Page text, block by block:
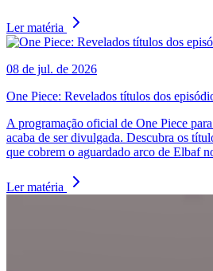
Ler matéria
08 de jul. de 2026
One Piece: Revelados títulos dos
A programação oficial de One Piece
acaba de ser divulgada. Descubra os
que cobrem o aguardado arco de Elbaf
Ler matéria